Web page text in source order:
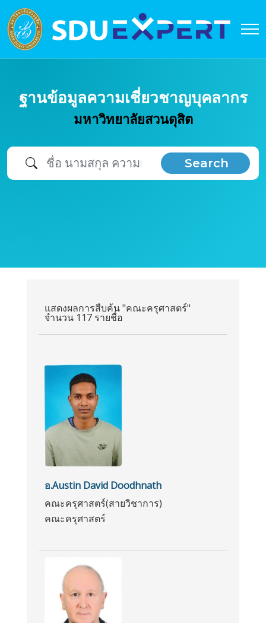
ฐานข้อมูลความเชี่ยวชาญบุคลากร
มหาวิทยาลัยสวนดุสิต
Search
แสดงผลการสืบค้น "คณะครุศาสตร์"
จำนวน 117 รายชื่อ
อ.Austin David Doodhnath
คณะครุศาสตร์(สายวิชาการ)
คณะครุศาสตร์